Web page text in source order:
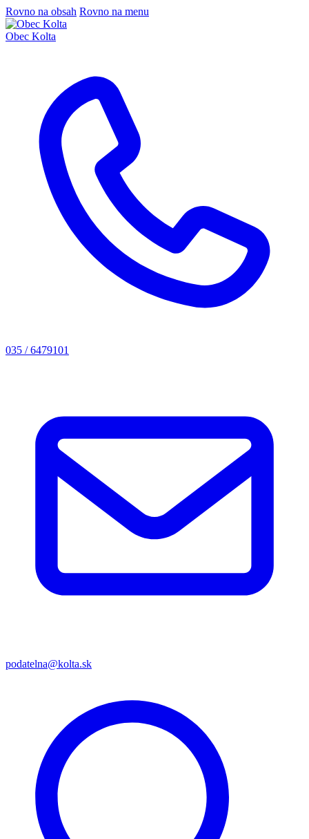
Rovno na obsah Rovno na menu
Obec Kolta
035 / 6479101
podatelna@kolta.sk